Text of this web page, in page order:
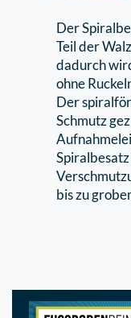
Der
Teil der
dadurch
ohne
Der
Schmutz
bis zu